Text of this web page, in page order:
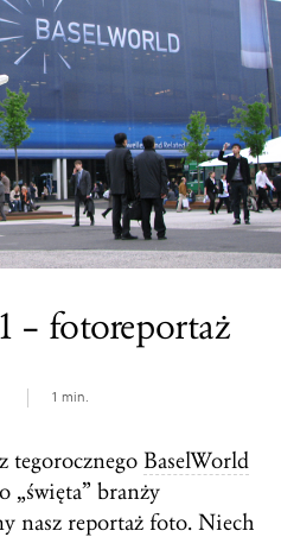
– fotoreportaż
1 min.
tegorocznego BaselWorld
„święta” branży
nasz reportaż foto. Niech